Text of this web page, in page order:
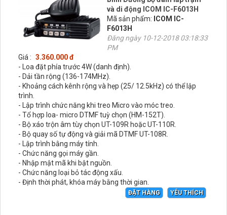
và di động ICOM IC-F6013H
Mã sản phẩm: ICOM IC-
F6013H
Đăng ngày 10-12-2018 03:18:33
PM
Giá : 3.360.000 đ
- Loa đặt phía trước 4W (danh định).
- Dải tần rộng (136-174MHz).
- Khoảng cách kênh rộng và hẹp (25/ 12.5kHz) có thể lập
trình.
- Lập trình chức năng khi treo Micro vào móc treo.
- Tổ hợp loa- micro DTMF tuỳ chọn (HM-152T).
- Bộ xáo trộn âm tùy chọn UT-109R hoặc UT-110R.
- Bộ quay số tự động và giải mã DTMF UT-108R.
- Lập trình bằng máy tính.
- Chức năng gọi máy gần.
- Nhập mật mã khi bật nguồn.
- Chức năng loại bỏ tác động xấu.
- Định thời phát, khóa máy bằng thời gian.
ĐẶT HÀNG YÊU THÍCH